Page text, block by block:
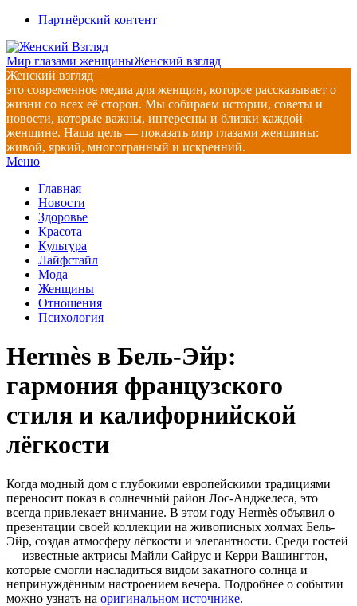
Перейти
содержимому
Партнёрский контент
Мир глазами женщиныЖенский взгляд
Женский взгляд
это современное медиа для женщин, которое рассказывает о
жизни со всех её сторон. Мы собираем истории, советы и
новости, которые важны, интересны и близки каждой
женщине. Наша цель — показать мир глазами женщины:
живой, яркий, многогранный и искренний.
Главное
меню
Меню
Главная
Новости
Здоровье
Красота
Культура
Лайфстайл
Мода
Женщины
Отношения
Психология
Hermès в Бель-Эйр:
гармония французского
стиля и калифорнийской
лёгкости
Когда модный дом с глубокими европейскими традициями
переносит показ в солнечный район Лос-Анджелеса, это
всегда привлекает внимание. В этом году Hermès объявил о
презентации своей коллекции на живописных холмах Бель-
Эйр, создав атмосферу лёгкости и элегантности. Среди гостей
— известные актрисы Майли Сайрус и Керри Вашингтон,
которые смогли насладиться видом закатного солнца и
непринуждённым настроением вечера. Подробнее о событии
можно узнать на оригинальном источнике.